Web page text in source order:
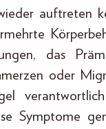
auftreten
das
oder
Symptome